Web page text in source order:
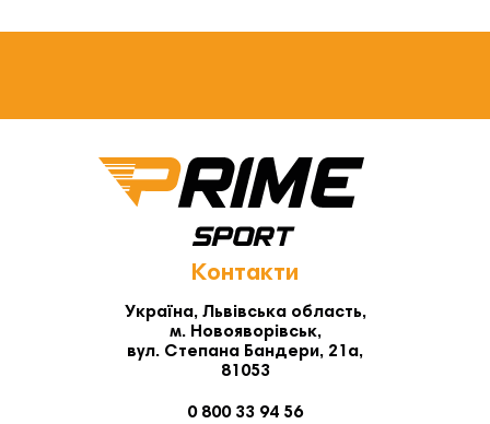
Контакти
Україна, Львівська область,
м. Новояворівськ,
вул. Степана Бандери, 21а,
81053
0 800 33 94 56